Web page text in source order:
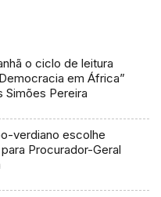
o ciclo de leitura
em África”
Simões Pereira
verdiano escolhe
Procurador-Geral